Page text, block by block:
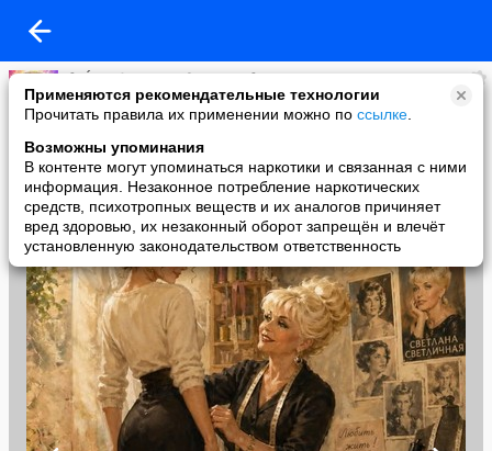
Применяются рекомендательные технологии
Прочитать правила их применении можно по ссылке
Возможны упоминания
В контенте могут упоминаться наркотики и связанная с ними
информация. Незаконное потребление наркотических
средств, психотропных веществ и их аналогов причиняет
вред здоровью, их незаконный оборот запрещён и влечёт
установленную законодательством ответственность
🌸 Ḿεҗдẏ нαмน дεᏰочҝαмน 🌸
added a photo
15 May в 08:57